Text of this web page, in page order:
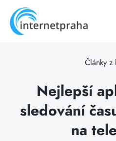
content
Články z
Nejlepší
sledování
na